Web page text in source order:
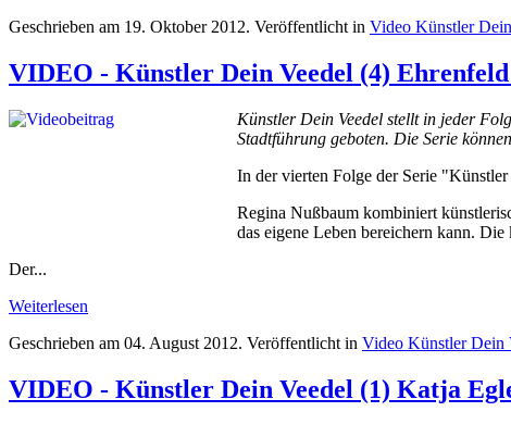
Geschrieben am 19. Oktober 2012. Veröffentlicht in Video Künstler
VIDEO - Künstler Dein Veedel (4)
Künstler Dein Veedel stellt in jeder
Stadtführung geboten. Die Serie
In der vierten Folge der Serie
Regina Nußbaum kombiniert
das eigene Leben bereichern kann.
Der...
Weiterlesen
Geschrieben am 04. August 2012. Veröffentlicht in Video Künstler Dein
VIDEO - Künstler Dein Veedel (1) Katja